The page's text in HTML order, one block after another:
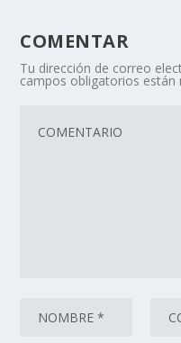
COMENTAR
Tu dirección de correo
campos obligatorios